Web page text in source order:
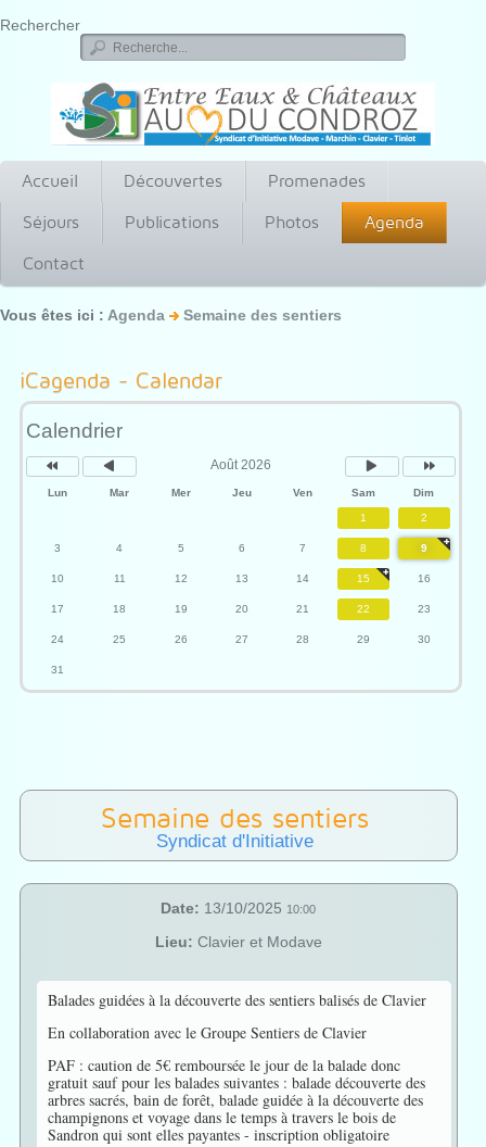
Rechercher
Accueil Découvertes
Promenades
Séjours
Publications Photos
Agenda
Contact
Vous êtes ici : Agenda Semaine des sentiers
iCagenda - Calendar
Calendrier
précédente précédent
Août 2026
Lun Mar Mer Jeu Ven Sam Dim
1 2
3 4 5 6 7 8 9
10 11 12 13 14 15 16
17 18 19 20 21 22 23
24 25 26 27 28 29 30
31
Semaine des sentiers
Syndicat d'Initiative
Date: 13/10/2025 10:00
Lieu: Clavier et Modave
Balades guidées à la découverte des sentiers balisés de Clavier
En collaboration avec le Groupe Sentiers de Clavier
PAF : caution de 5€ remboursée le jour de la balade donc
gratuit sauf pour les balades suivantes : balade découverte des
arbres sacrés, bain de forêt, balade guidée à la découverte des
champignons et voyage dans le temps à travers le bois de
Sandron qui sont elles payantes - inscription obligatoire